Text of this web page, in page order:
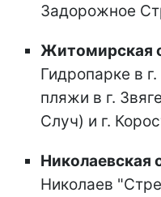
Задорожное
Житомирская
Гидропарке в
пляжи в г.
Случ) и г.
Николаевская
Николаев